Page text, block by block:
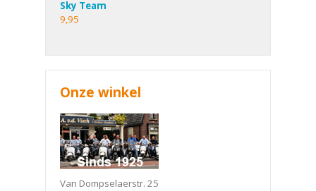
Sky Team
9,95
Onze winkel
Van Dompselaerstr. 25